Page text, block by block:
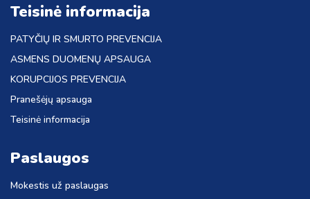
Teisinė informacija
PATYČIŲ IR SMURTO PREVENCIJA
ASMENS DUOMENŲ APSAUGA
KORUPCIJOS PREVENCIJA
Pranešėjų apsauga
Teisinė informacija
Paslaugos
Mokestis už paslaugas